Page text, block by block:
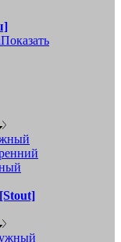
Показать
[Stout]